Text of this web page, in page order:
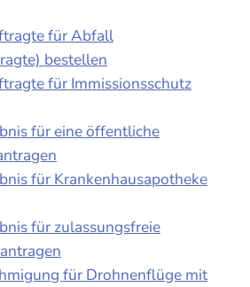
für Abfall
bestellen
für Immissionsschutz
für eine öffentliche
für Krankenhausapotheke
für zulassungsfreie
für Drohnenflüge mit